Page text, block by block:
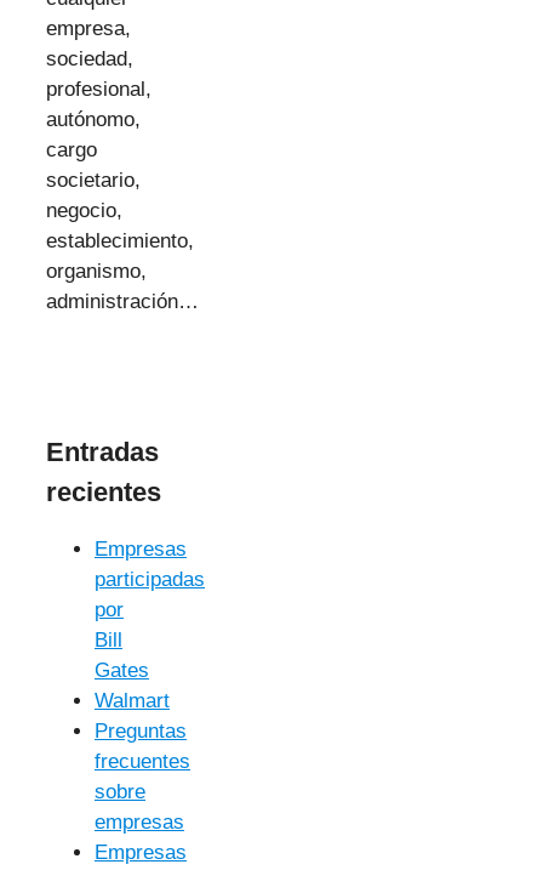
empresa,
sociedad,
profesional,
autónomo,
cargo
societario,
negocio,
establecimiento,
organismo,
administración…
Entradas
recientes
Empresas
participadas
por
Bill
Gates
Walmart
Preguntas
frecuentes
sobre
empresas
Empresas